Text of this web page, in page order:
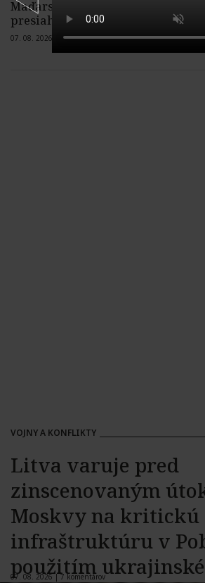
Maďarska v niektorých hodinách
presiahol 2,5 GW
07. 08. 2026 | 3 komentáre
VOJNY A KONFLIKTY
Litva varuje pred
zinscenovaným
Moskvy na kritickú
infraštruktúru v
použitím
07. 08. 2026 |7 komentárov